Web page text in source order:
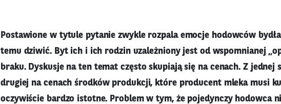
Postawione w tytule pytanie zwykle rozpala emocje hodowców
temu dziwić. Byt ich i ich rodzin uzależniony jest od wspomnianej
braku. Dyskusje na ten temat często skupiają się na cenach. Z jednej
drugiej na cenach środków produkcji, które producent mleka musi
oczywiście bardzo istotne. Problem w tym, że pojedynczy hodowca